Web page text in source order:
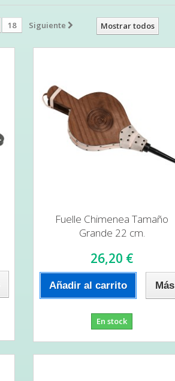
Mostrar todos
18 Siguiente
Fuelle Chimenea Tamaño
Grande 22 cm.
26,20 €
Añadir al carrito Más
En stock